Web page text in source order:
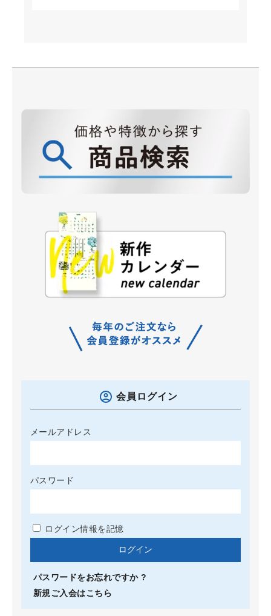
会員ログイン
メールアドレス
パスワード
ログイン情報を記憶
パスワードをお忘れですか ?
新規ご入会はこちら